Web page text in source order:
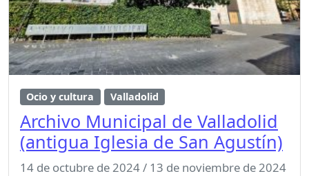
Ocio y cultura Valladolid
Archivo Municipal de Valladolid
(antigua Iglesia de San Agustín)
14 de octubre de 2024/ 13 de noviembre de 2024